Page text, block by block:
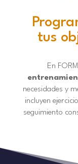
tus
En
necesidades y
incluyen
seguimiento